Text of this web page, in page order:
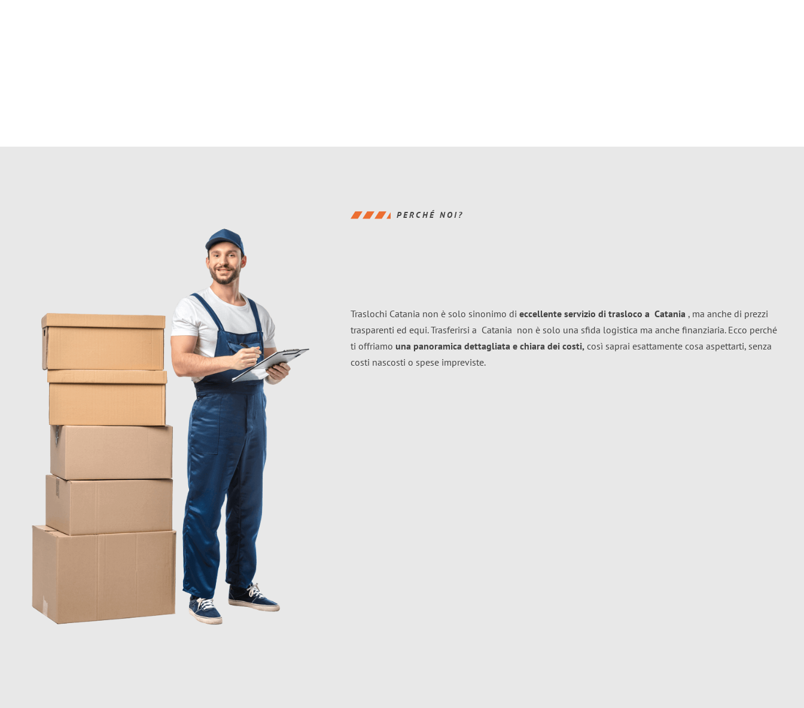
PERCHÉ NOI?
Traslochi Catania non è solo sinonimo di eccellente servizio di trasloco a Catania , ma anche di prezzi
trasparenti ed equi. Trasferirsi a Catania non è solo una sfida logistica ma anche finanziaria. Ecco perché
ti offriamo una panoramica dettagliata e chiara dei costi, così saprai esattamente cosa aspettarti, senza
costi nascosti o spese impreviste.